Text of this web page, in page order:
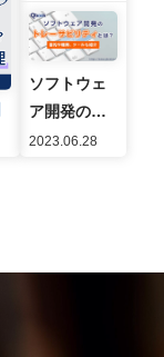
ニック、使
いこなすポ
イントを紹
介
ソフトウェ
ア開発のト
レーサビリ
2023.06.28